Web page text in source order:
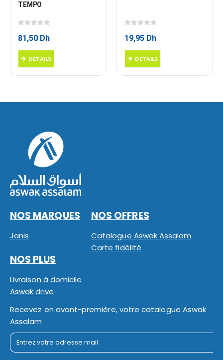
TEMPO
81,50 Dh
DETAILS
19,95 Dh
DETAILS
NOS MARQUES
Janis
NOS OFFRES
Catalogue Aswak Assalam
Carte fidélité
NOS PLUS
Livraison à domicile
Aswak drive
Recevez en avant-première, votre catalogue Aswak
Assalam